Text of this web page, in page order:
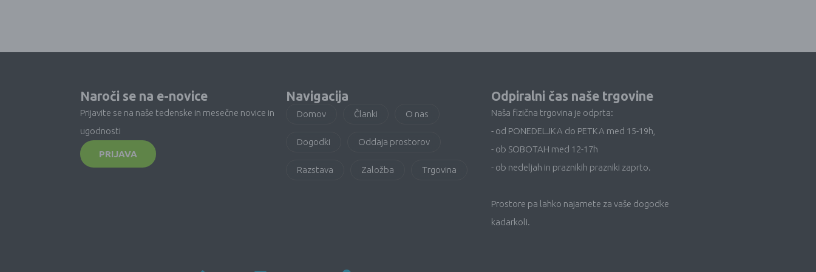
Naroči se na e-novice
Prijavite se na naše tedenske in mesečne novice in
ugodnosti
PRIJAVA
Navigacija
Domov Članki O nas
Dogodki Oddaja prostorov
Razstava Založba Trgovina
Odpiralni čas naše trgovine
Naša fizična trgovina je odprta:
- od PONEDELJKA do PETKA med 15-19h,
- ob SOBOTAH med 12-17h
- ob nedeljah in praznikih prazniki zaprto.
Prostore pa lahko najamete za vaše dogodke
kadarkoli.